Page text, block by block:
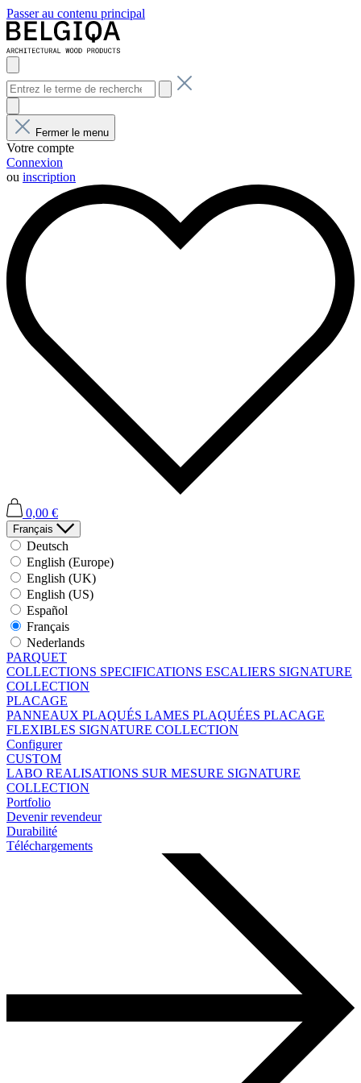
Passer au contenu principal
Fermer le menu
Votre compte
Connexion
ou inscription
0,00 €
Français
Deutsch
English (Europe)
English (UK)
English (US)
Español
Français
Nederlands
PARQUET
COLLECTIONS SPECIFICATIONS ESCALIERS SIGNATURE
COLLECTION
PLACAGE
PANNEAUX PLAQUÉS LAMES PLAQUÉES PLACAGE
FLEXIBLES SIGNATURE COLLECTION
Configurer
CUSTOM
LABO REALISATIONS SUR MESURE SIGNATURE
COLLECTION
Portfolio
Devenir revendeur
Durabilité
Téléchargements